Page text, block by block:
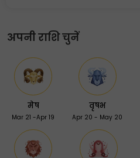
अपनी राशि चुनें
मेष
Mar 21 -Apr 19
वृषभ
Apr 20 - May 20